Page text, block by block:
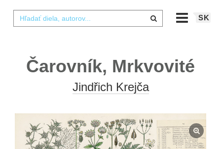
SK
Čarovník, Mrkvovité
Jindřich Krejča